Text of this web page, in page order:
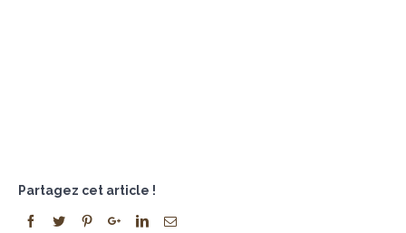
Partagez cet article !